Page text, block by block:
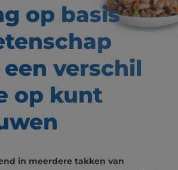
op basis
verschil
op kunt
in meerdere takken van